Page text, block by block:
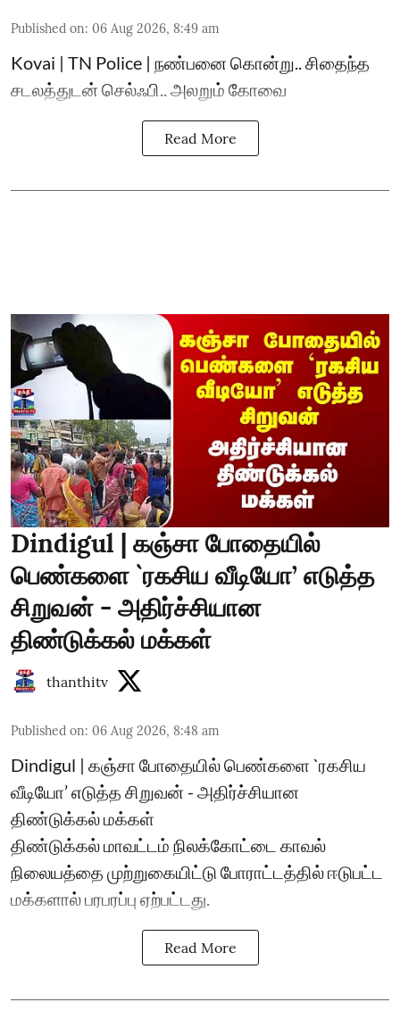
Published on: 06 Aug 2026, 8:49 am
Kovai | TN Police | நண்பனை கொன்று.. சிதைந்த
சடலத்துடன் செல்ஃபி.. அலறும் கோவை
Read More
Dindigul | கஞ்சா போதையில்
பெண்களை `ரகசிய வீடியோ’ எடுத்த
சிறுவன் - அதிர்ச்சியான
திண்டுக்கல் மக்கள்
thanthitv
Published on: 06 Aug 2026, 8:48 am
Dindigul | கஞ்சா போதையில் பெண்களை `ரகசிய
வீடியோ’ எடுத்த சிறுவன் - அதிர்ச்சியான
திண்டுக்கல் மக்கள்
திண்டுக்கல் மாவட்டம் நிலக்கோட்டை காவல்
நிலையத்தை முற்றுகையிட்டு போராட்டத்தில் ஈடுபட்ட
மக்களால் பரபரப்பு ஏற்பட்டது.
Read More